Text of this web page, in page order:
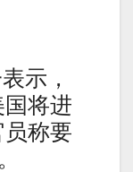
示，
将进
称要